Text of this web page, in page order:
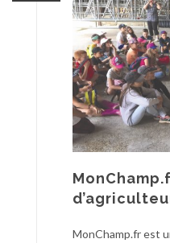
MonChamp.fr est